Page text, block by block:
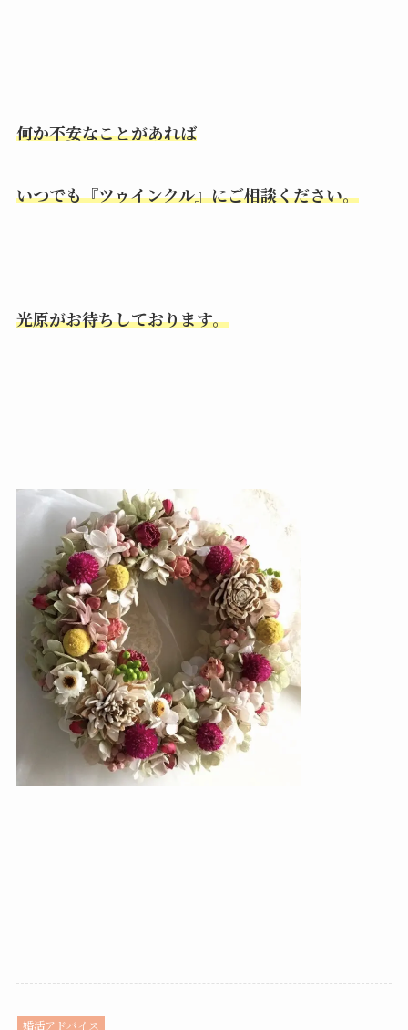
何か不安なことがあれば
いつでも『ツゥインクル』にご相談ください。
光原がお待ちしております。
婚活アドバイス